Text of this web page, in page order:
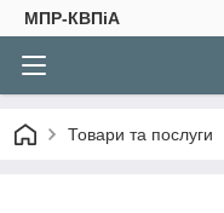
МПР-КВПіА
Товари та послуги